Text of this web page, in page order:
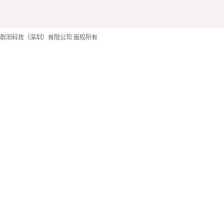
群测科技（深圳）有限公司 版权所有